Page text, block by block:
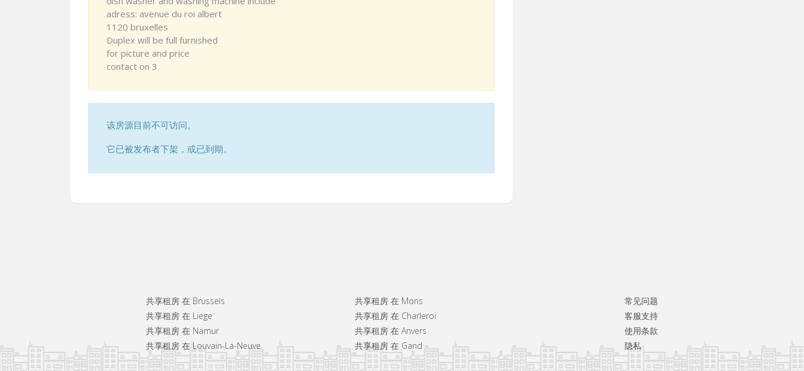
adress: avenue du roi albert
1120 bruxelles
Duplex will be full furnished
for picture and price
contact on 3
该房源目前不可访问。
它已被发布者下架，或已到期。
共享租房 在 Brussels
共享租房 在 Liege
共享租房 在 Namur
共享租房 在 Louvain-La-Neuve
共享租房 在 Mons
共享租房 在 Charleroi
共享租房 在 Anvers
共享租房 在 Gand
常见问题
客服支持
使用条款
隐私